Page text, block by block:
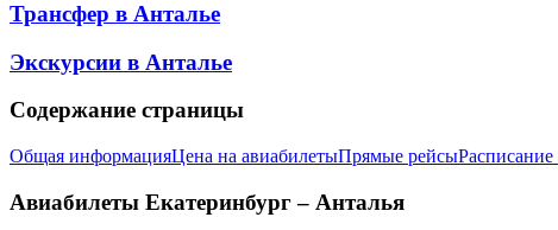
Трансфер в Анталье
Экскурсии в Анталье
Содержание страницы
Общая информацияЦена на авиабилетыПрямые рейсыРасписание
Авиабилеты Екатеринбург – Анталья